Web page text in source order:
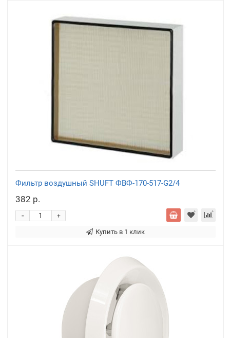
Фильтр воздушный SHUFT ФВФ-170-517-G2/4
382 р.
+
-
Купить в 1 клик